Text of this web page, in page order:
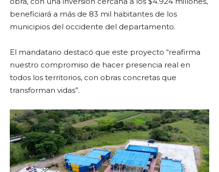
beneficiará a más de 83 mil habitantes de los
municipios del occidente del departamento.
El mandatario destacó que este proyecto “reafirma
nuestro compromiso de hacer presencia real en
todos los territorios, con obras concretas que
transforman vidas”.